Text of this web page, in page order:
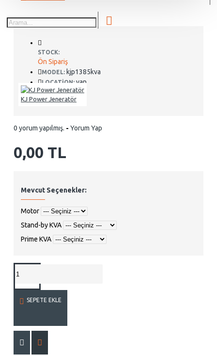
STOCK:
Ön Sipariş
MODEL: kjp1385kva
LOCATION: van
KJ Power Jeneratör
0 yorum yapılmış. - Yorum Yap
0,00 TL
Mevcut Seçenekler:
Motor
Stand-by KVA
Prime KVA
SEPETE EKLE